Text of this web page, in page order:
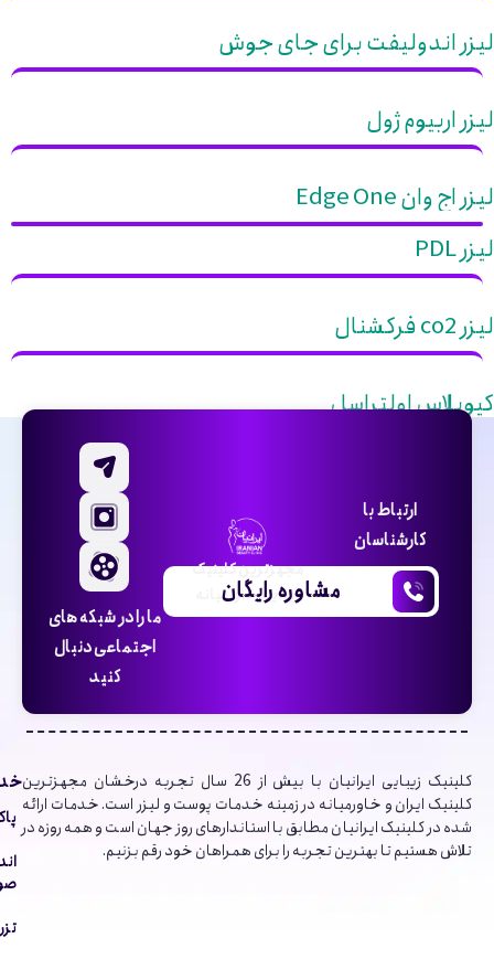
لیزر اندولیفت برای جای جوش
لیزر اربیوم ژول
لیزر اج وان Edge One
لیزر PDL
لیزر co2 فرکشنال
کیوپلاس اولتراسل
ارتباط با
کارشناسان
مشاوره رایگان
مجهزترین کلینیک
زیبایی خاورمیانه
ما را در شبکه های
اجتماعی دنبال
کنید
کلینیک‌ زیبایی ایرانیان با بیش از 26 سال تجربه درخشان مجهزترین
کلینیک ایران و خاورمیانه در زمینه خدمات پوست و لیزر است. خدمات ارائه
شده در کلینیک ایرانیان مطابق با استاندارهای روز جهان است و همه روزه در
تلاش هستیم تا بهترین تجربه را برای همراهان خود رقم بزنیم.